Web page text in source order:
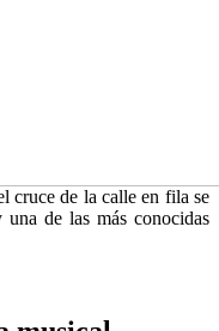
cruce de la calle en fila se
de las más conocidas